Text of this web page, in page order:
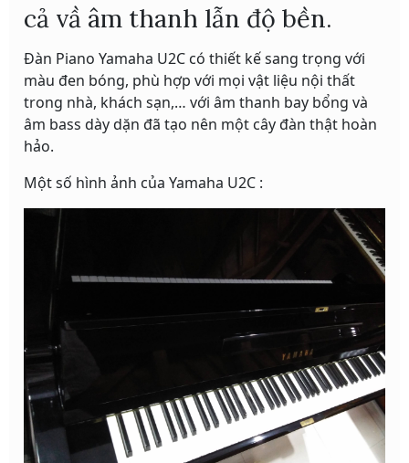
cả vầ âm thanh lẫn độ bền.
Đàn Piano Yamaha U2C có thiết kế sang trọng với
màu đen bóng, phù hợp với mọi vật liệu nội thất
trong nhà, khách sạn,… với âm thanh bay bổng và
âm bass dày dặn đã tạo nên một cây đàn thật hoàn
hảo.
Một số hình ảnh của Yamaha U2C :